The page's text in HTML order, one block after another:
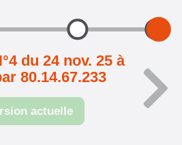
du 24 nov. 25 à
80.14.67.233
actuelle